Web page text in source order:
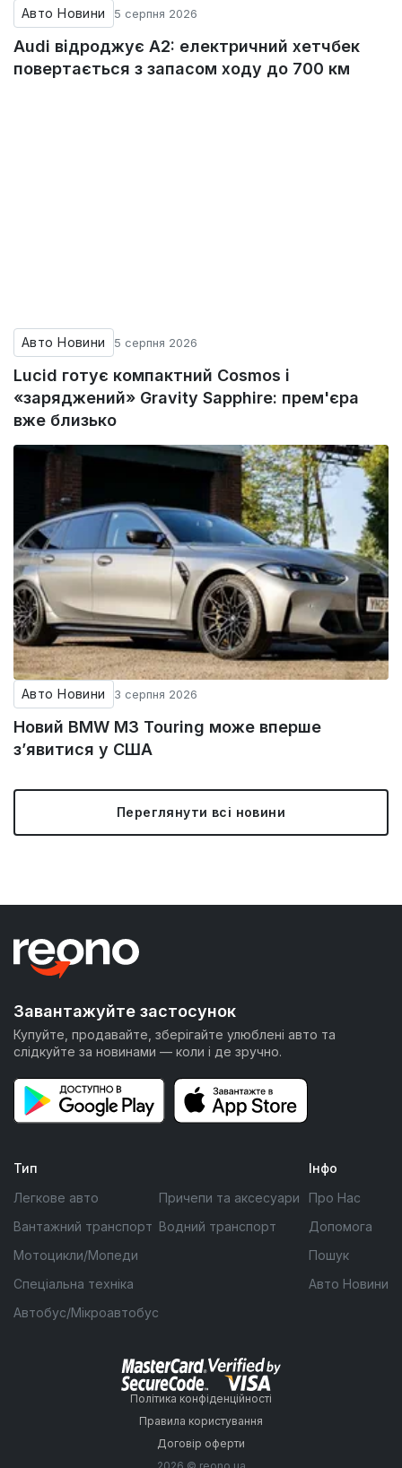
Авто Новини 5 серпня 2026
Audi відроджує A2: електричний хетчбек
повертається з запасом ходу до 700 км
Авто Новини 5 серпня 2026
Lucid готує компактний Cosmos і
«заряджений» Gravity Sapphire: прем'єра
вже близько
Авто Новини 3 серпня 2026
Новий BMW M3 Touring може вперше
з’явитися у США
Переглянути всі новини
Завантажуйте застосунок
Купуйте, продавайте, зберігайте улюблені авто та
слідкуйте за новинами — коли і де зручно.
Тип
Легкове авто
Вантажний транспорт
Мотоцикли/Мопеди
Спеціальна техніка
Автобус/Мікроавтобус
Причепи та аксесуари
Водний транспорт
Інфо
Про Нас
Допомога
Пошук
Авто Новини
Політика конфіденційності
Правила користування
Договір оферти